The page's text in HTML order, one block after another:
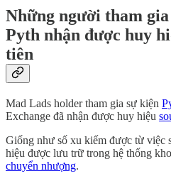
Những người tham
Pyth nhận được huy
tiên
Mad Lads holder tham gia sự kiện
Exchange đã nhận được huy hiệu
Giống như số xu kiếm được từ việc
hiệu được lưu trữ trong hệ thống
chuyển nhượng.